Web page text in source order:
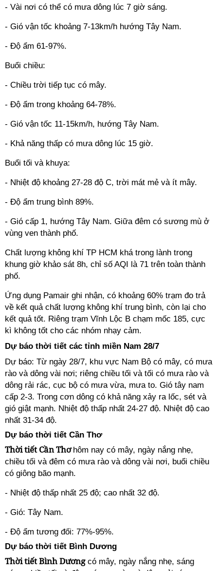
- Vài nơi có thể có mưa dông lúc 7 giờ sáng.
- Gió vận tốc khoảng 7-13km/h hướng Tây Nam.
- Độ ẩm 61-97%.
Buổi chiều:
- Chiều trời tiếp tục có mây.
- Độ ẩm trong khoảng 64-78%.
- Gió vận tốc 11-15km/h, hướng Tây Nam.
- Khả năng thấp có mưa dông lúc 15 giờ.
Buổi tối và khuya:
- Nhiệt độ khoảng 27-28 độ C, trời mát mẻ và ít mây.
- Độ ẩm trung bình 89%.
- Gió cấp 1, hướng Tây Nam. Giữa đêm có sương mù ở
vùng ven thành phố.
Chất lượng không khí TP HCM khá trong lành trong
khung giờ khảo sát 8h, chỉ số AQI là 71 trên toàn thành
phố.
Ứng dụng Pamair ghi nhận, có khoảng 60% trạm đo trả
về kết quả chất lượng không khí trung bình, còn lại cho
kết quả tốt. Riêng trạm Vĩnh Lộc B chạm mốc 185, cực
kì không tốt cho các nhóm nhạy cảm.
Dự báo thời tiết các tỉnh miền Nam 28/7
Dự báo: Từ ngày 28/7, khu vực Nam Bộ có mây, có mưa
rào và dông vài nơi; riêng chiều tối và tối có mưa rào và
dông rải rác, cục bộ có mưa vừa, mưa to. Gió tây nam
cấp 2-3. Trong cơn dông có khả năng xảy ra lốc, sét và
gió giật mạnh. Nhiệt độ thấp nhất 24-27 độ. Nhiệt độ cao
nhất 31-34 độ.
Dự báo thời tiết Cần Thơ
Thời tiết Cần Thơ hôm nay có mây, ngày nắng nhẹ,
chiều tối và đêm có mưa rào và dông vài nơi, buổi chiều
có giông bão mạnh.
- Nhiệt độ thấp nhất 25 độ; cao nhất 32 độ.
- Gió: Tây Nam.
- Độ ẩm tương đối: 77%-95%.
Dự báo thời tiết Bình Dương
Thời tiết Bình Dươngcó mây, ngày nắng nhẹ, sáng